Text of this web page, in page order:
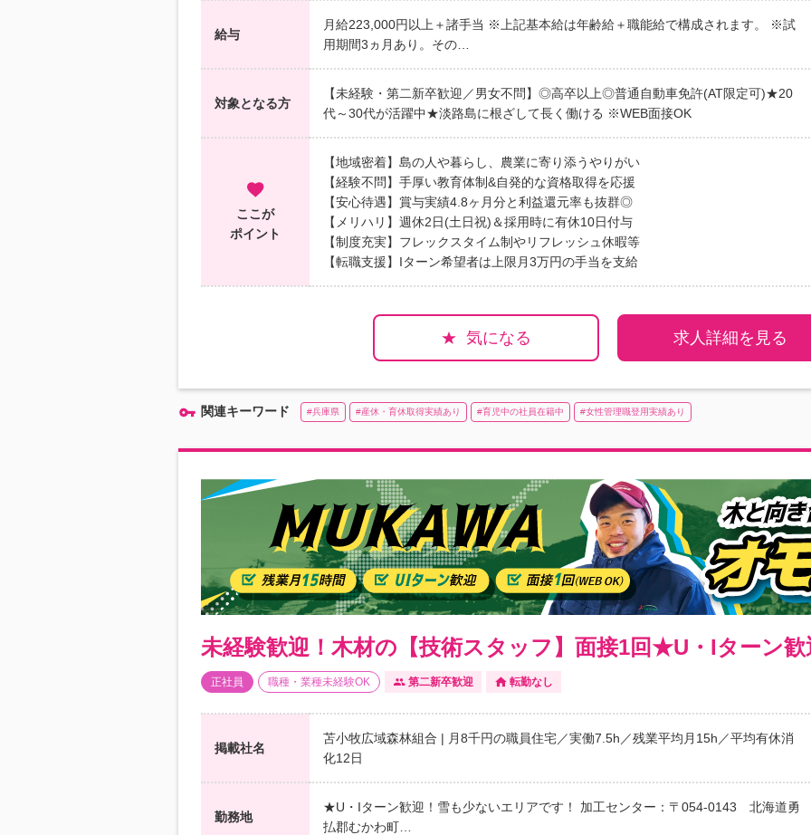
給与
月給223,000円以上＋諸手当 ※上記基本給は年齢給＋職能給で構成されます。 ※試
用期間3ヵ月あり。その…
対象となる方
【未経験・第二新卒歓迎／男女不問】◎高卒以上◎普通自動車免許(AT限定可)★20
代～30代が活躍中★淡路島に根ざして長く働ける ※WEB面接OK
ここが
ポイント
【地域密着】島の人や暮らし、農業に寄り添うやりがい
【経験不問】手厚い教育体制&自発的な資格取得を応援
【安心待遇】賞与実績4.8ヶ月分と利益還元率も抜群◎
【メリハリ】週休2日(土日祝)＆採用時に有休10日付与
【制度充実】フレックスタイム制やリフレッシュ休暇等
【転職支援】Iターン希望者は上限月3万円の手当を支給
気になる 求人詳細を見る
関連キーワード 兵庫県 産休・育休取得実績あり 育児中の社員在籍中 女性管理職登用実績あり
未経験歓迎！木材の【技術スタッフ】面接1回★U・Iターン
正社員 職種・業種未経験OK 第二新卒歓迎 転勤なし
掲載社名
苫小牧広域森林組合 | 月8千円の職員住宅／実働7.5h／残業平均月15h／平均有休消
化12日
勤務地
★U・Iターン歓迎！雪も少ないエリアです！ 加工センター：〒054-0143 北海道勇
払郡むかわ町…